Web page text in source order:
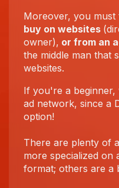
Moreover, you must
buy on websites
owner), or from an
the middle man that
websites.
If you're a beginner,
ad network, since a
option!
There are plenty of
more specialized on
format; others are a